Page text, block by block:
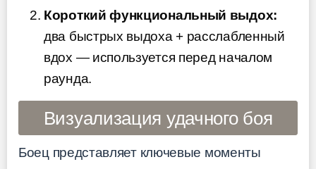
Короткий функциональный выдох:
два быстрых выдоха + расслабленный
вдох — используется перед началом
раунда.
Визуализация удачного боя
Боец представляет ключевые моменты